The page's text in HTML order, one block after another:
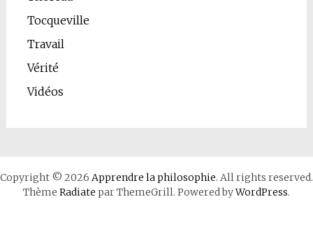
Tocqueville
Travail
Vérité
Vidéos
Copyright © 2026 Apprendre la philosophie. All rights reserved.
Thème Radiate par ThemeGrill. Powered byWordPress.